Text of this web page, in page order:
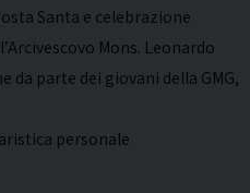
Santa e celebrazione
Mons. Leonardo
da parte dei giovani della GMG,
personale